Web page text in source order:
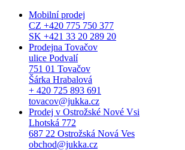
Mobilní prodej
CZ +420 775 750 377
SK +421 33 20 289 20
Prodejna Tovačov
ulice Podvalí
751 01 Tovačov
Šárka Hrabalová
+ 420 725 893 691
tovacov@jukka.cz
Prodej v Ostrožské Nové Vsi
Lhotská 772
687 22 Ostrožská Nová Ves
obchod@jukka.cz